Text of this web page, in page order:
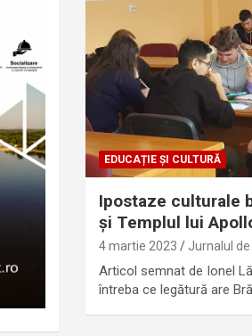
EDUCAȚIE ȘI CULTURĂ
Ipostaze culturale
și Templul lui
4 martie 2023 Jurnalul de
Articol semnat de Ionel
întreba ce legătură are